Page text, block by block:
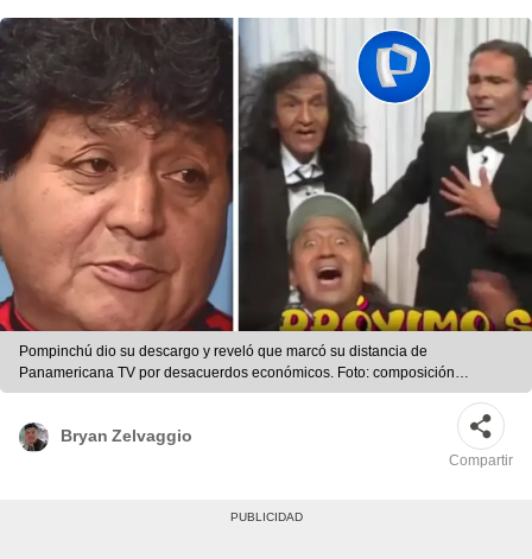
Pompinchú dio su descargo y reveló que marcó su distancia de
Panamericana TV por desacuerdos económicos. Foto: composición
LR/capturas de Latina y Panamericana TV
Bryan Zelvaggio
Compartir